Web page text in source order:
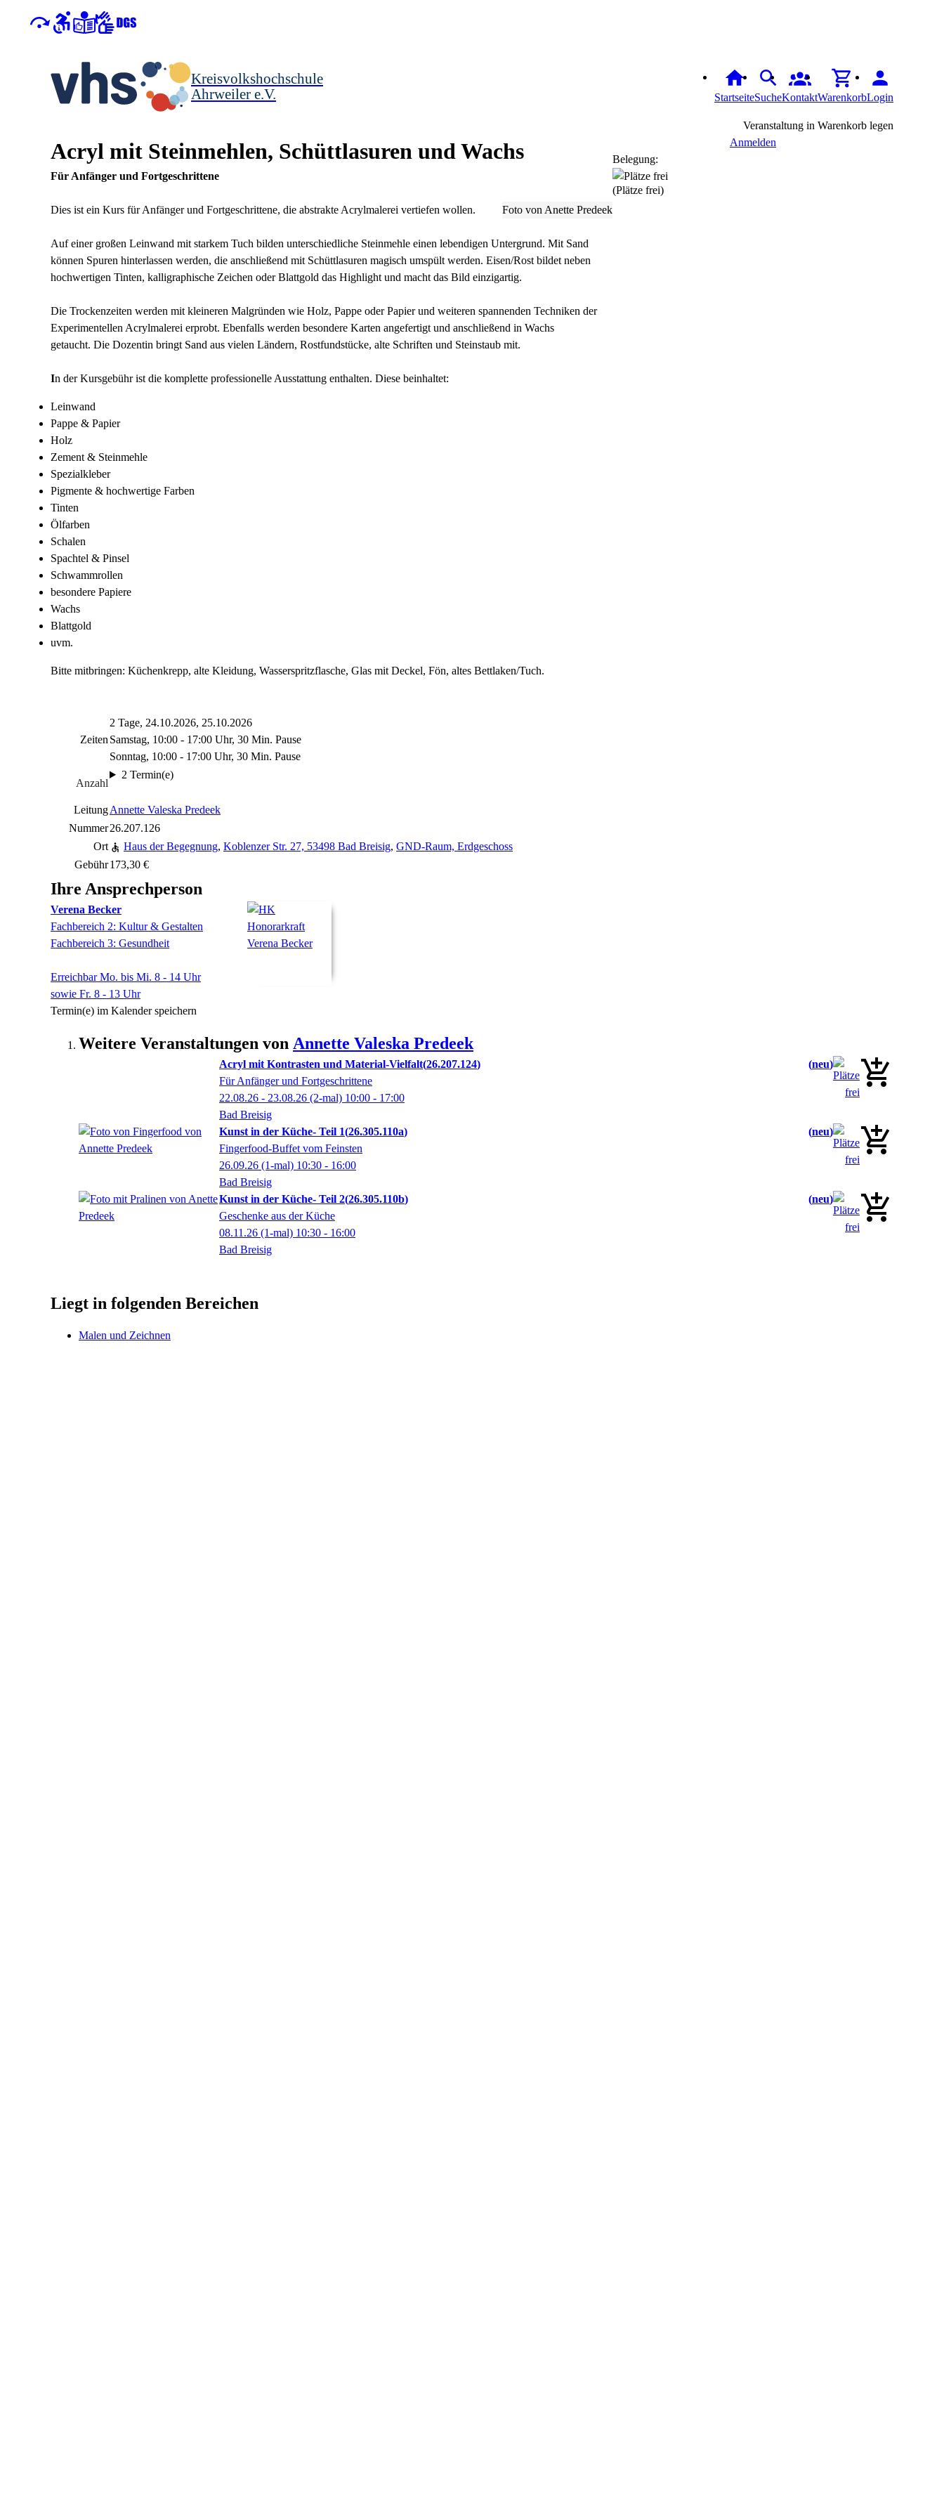
Kreisvolkshochschule
Ahrweiler e.V.
StartseiteSucheKontaktWarenkorbLogin
Acryl mit Steinmehlen, Schüttlasuren und Wachs
Für Anfänger und Fortgeschrittene
Foto von Anette Predeek
Dies ist ein Kurs für Anfänger und Fortgeschrittene, die abstrakte Acrylmalerei vertiefen wollen.
Auf einer großen Leinwand mit starkem Tuch bilden unterschiedliche Steinmehle einen lebendigen Untergrund. Mit Sand
können Spuren hinterlassen werden, die anschließend mit Schüttlasuren magisch umspült werden. Eisen/Rost bildet neben
hochwertigen Tinten, kalligraphische Zeichen oder Blattgold das Highlight und macht das Bild einzigartig.
Die Trockenzeiten werden mit kleineren Malgründen wie Holz, Pappe oder Papier und weiteren spannenden Techniken der
Experimentellen Acrylmalerei erprobt. Ebenfalls werden besondere Karten angefertigt und anschließend in Wachs
getaucht. Die Dozentin bringt Sand aus vielen Ländern, Rostfundstücke, alte Schriften und Steinstaub mit.
In der Kursgebühr ist die komplette professionelle Ausstattung enthalten. Diese beinhaltet:
Leinwand
Pappe & Papier
Holz
Zement & Steinmehle
Spezialkleber
Pigmente & hochwertige Farben
Tinten
Ölfarben
Schalen
Spachtel & Pinsel
Schwammrollen
besondere Papiere
Wachs
Blattgold
uvm.
Bitte mitbringen: Küchenkrepp, alte Kleidung, Wasserspritzflasche, Glas mit Deckel, Fön, altes Bettlaken/Tuch.
Zeiten
2 Tage, 24.10.2026, 25.10.2026
Samstag, 10:00 - 17:00 Uhr, 30 Min. Pause
Sonntag, 10:00 - 17:00 Uhr, 30 Min. Pause
Anzahl
2 Termin(e)
LeitungAnnette Valeska Predeek
Nummer26.207.126
Ort
Haus der Begegnung, Koblenzer Str. 27, 53498 Bad Breisig, GND-Raum, Erdgeschoss
Gebühr173,30 €
Veranstaltung in Warenkorb legen
Anmelden
Belegung:
(Plätze frei)
Ihre Ansprechperson
Verena Becker
Fachbereich 2: Kultur & Gestalten
Fachbereich 3: Gesundheit
Erreichbar Mo. bis Mi. 8 - 14 Uhr
sowie Fr. 8 - 13 Uhr
Termin(e) im Kalender speichern
Weitere Veranstaltungen von Annette Valeska Predeek
Acryl mit Kontrasten und Material-Vielfalt 26.207.124
neu
Für Anfänger und Fortgeschrittene
22.08.26 - 23.08.26 (2-mal) 10:00 - 17:00
Bad Breisig
Kunst in der Küche- Teil 1 26.305.110a
neu
Fingerfood-Buffet vom Feinsten
26.09.26 (1-mal) 10:30 - 16:00
Bad Breisig
Kunst in der Küche- Teil 2 26.305.110b
neu
Geschenke aus der Küche
08.11.26 (1-mal) 10:30 - 16:00
Bad Breisig
Liegt in folgenden Bereichen
Malen und Zeichnen